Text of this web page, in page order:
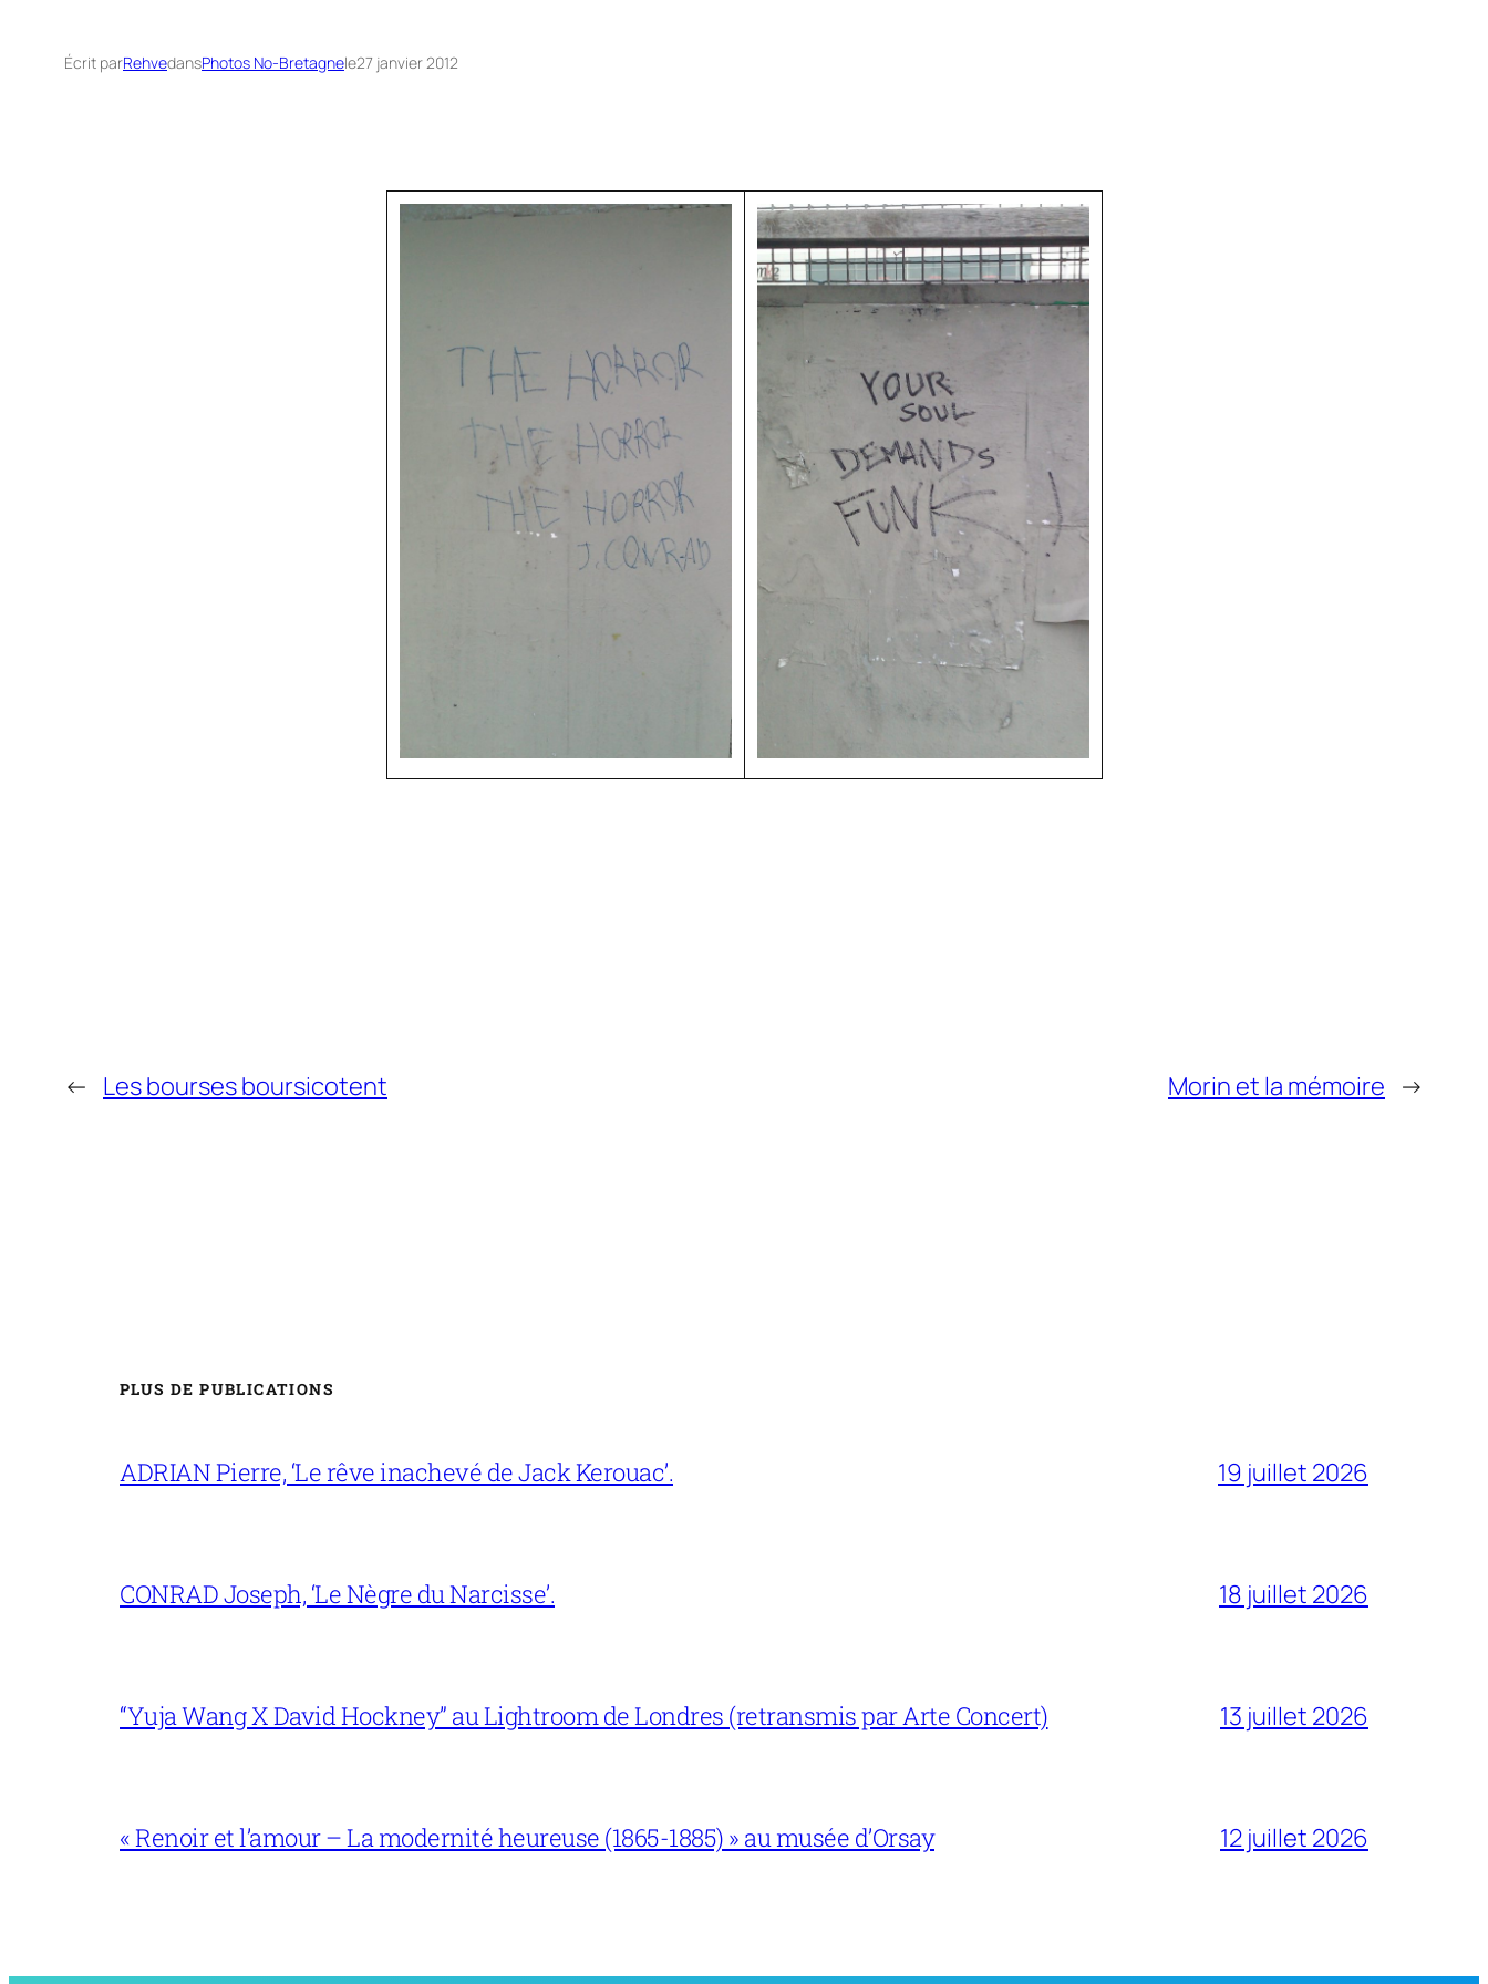
Écrit parRehvedansPhotos No-Bretagnele27 janvier 2012
← Les bourses boursicotent Morin et la mémoire →
PLUS DE PUBLICATIONS
ADRIAN Pierre, ‘Le rêve inachevé de Jack Kerouac’. 19 juillet 2026
CONRAD Joseph, ‘Le Nègre du Narcisse’. 18 juillet 2026
“Yuja Wang X David Hockney” au Lightroom de Londres (retransmis par Arte Concert) 13 juillet 2026
« Renoir et l’amour – La modernité heureuse (1865-1885) » au musée d’Orsay 12 juillet 2026